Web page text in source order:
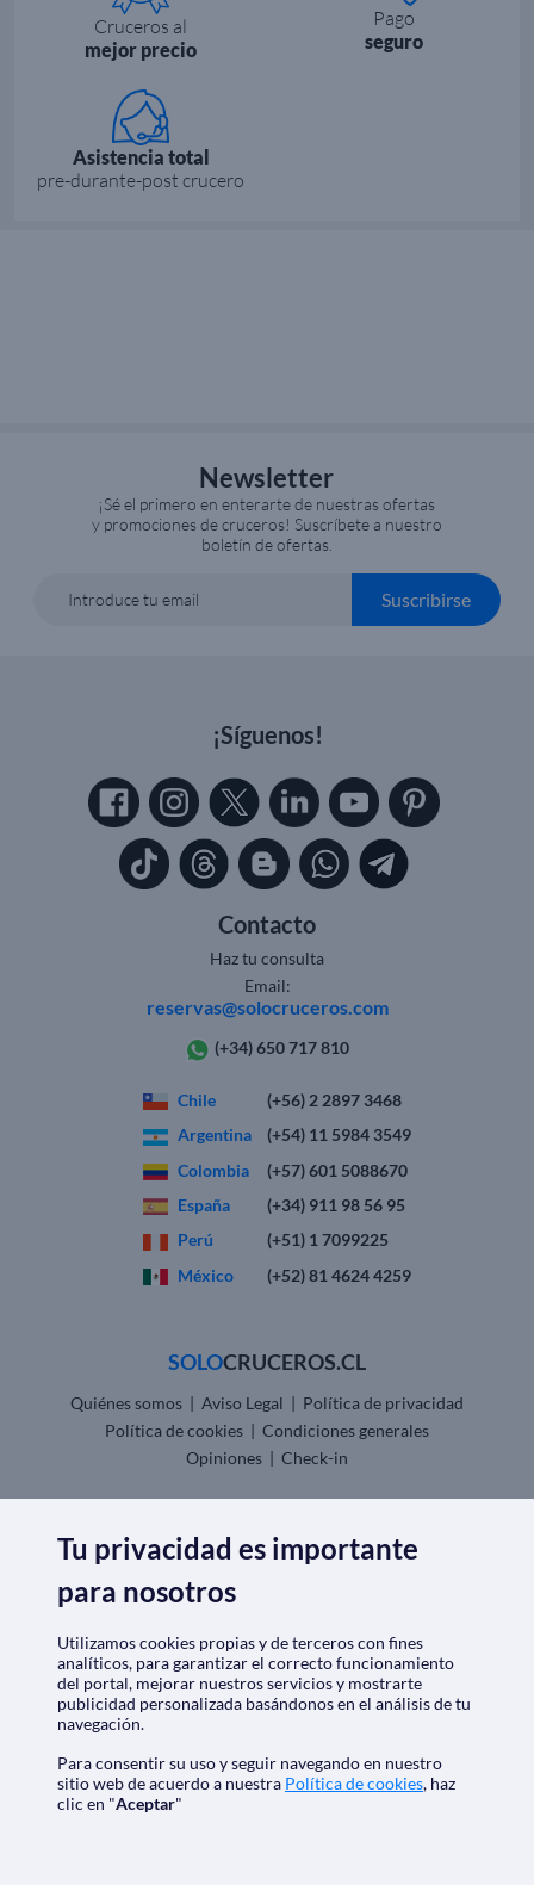
Cruceros al
mejor precio
Pago
seguro
Asistencia total
pre-durante-post crucero
Newsletter
¡Sé el primero en enterarte de nuestras ofertas
y promociones de cruceros! Suscríbete a nuestro
boletín de ofertas.
Introduce tu email Suscribirse
¡Síguenos!
Contacto
Haz tu consulta
Email:
reservas@solocruceros.com
(+34) 650 717 810
Chile
(+56) 2 2897 3468
Argentina
(+54) 11 5984 3549
Colombia
(+57) 601 5088670
España
(+34) 911 98 56 95
Perú
(+51) 1 7099225
México
(+52) 81 4624 4259
SOLOCRUCEROS.CL
Quiénes somos | Aviso Legal | Política de privacidad
Política de cookies | Condiciones generales
Opiniones | Check-in
Descarga nuestra app
Nos acreditan
Tu privacidad es importante
para nosotros
Utilizamos cookies propias y de terceros con fines
analíticos, para garantizar el correcto funcionamiento
del portal, mejorar nuestros servicios y mostrarte
publicidad personalizada basándonos en el análisis de tu
navegación.
Para consentir su uso y seguir navegando en nuestro
sitio web de acuerdo a nuestra Política de cookies, haz
clic en "Aceptar"